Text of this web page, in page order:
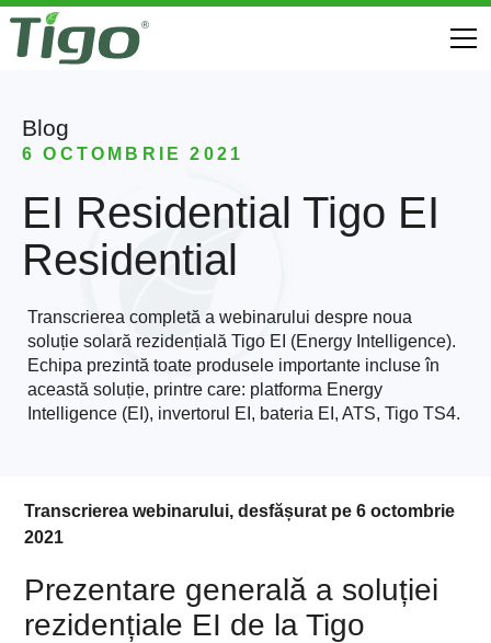
Blog
6 OCTOMBRIE 2021
EI Residential Tigo EI
Residential
Transcrierea completă a webinarului despre noua
soluție solară rezidențială Tigo EI (Energy Intelligence).
Echipa prezintă toate produsele importante incluse în
această soluție, printre care: platforma Energy
Intelligence (EI), invertorul EI, bateria EI, ATS, Tigo TS4.
Transcrierea webinarului, desfășurat pe 6 octombrie
2021
Prezentare generală a soluției
rezidențiale EI de la Tigo